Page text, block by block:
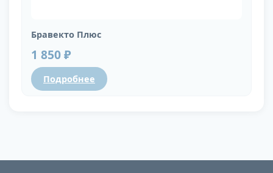
Бравекто Плюс
1 850 ₽
Подробнее